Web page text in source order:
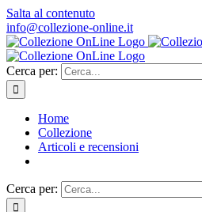
Salta al contenuto
info@collezione-online.it
Cerca per:
Home
Collezione
Articoli e recensioni
Cerca per: